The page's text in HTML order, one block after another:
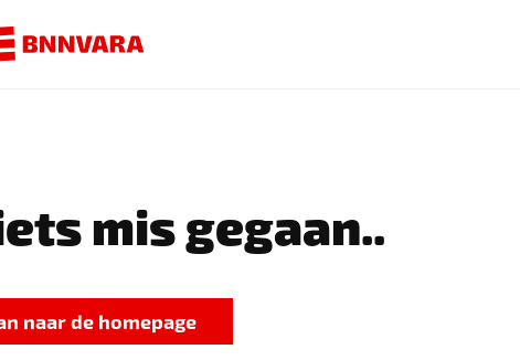
mis gegaan..
naar de homepage